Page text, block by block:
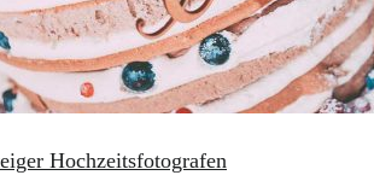
Hochzeitsfotografen